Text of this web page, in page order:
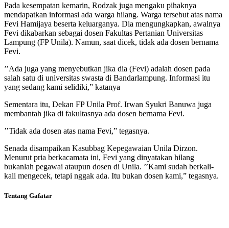
Pada kesempatan kemarin, Rodzak juga mengaku pihaknya
mendapatkan informasi ada warga hilang. Warga tersebut atas nama
Fevi Hamijaya beserta keluarganya. Dia mengungkapkan, awalnya
Fevi dikabarkan sebagai dosen Fakultas Pertanian Universitas
Lampung (FP Unila). Namun, saat dicek, tidak ada dosen bernama
Fevi.
’’Ada juga yang menyebutkan jika dia (Fevi) adalah dosen pada
salah satu di universitas swasta di Bandarlampung. Informasi itu
yang sedang kami selidiki,” katanya
Sementara itu, Dekan FP Unila Prof. Irwan Syukri Banuwa juga
membantah jika di fakultasnya ada dosen bernama Fevi.
’’Tidak ada dosen atas nama Fevi,” tegasnya.
Senada disampaikan Kasubbag Kepegawaian Unila Dirzon.
Menurut pria berkacamata ini, Fevi yang dinyatakan hilang
bukanlah pegawai ataupun dosen di Unila. ’’Kami sudah berkali-
kali mengecek, tetapi nggak ada. Itu bukan dosen kami,” tegasnya.
Tentang Gafatar